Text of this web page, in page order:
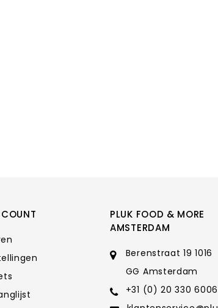
PLUK FOOD & MORE
AMSTERDAM
Berenstraat 19 1016
GG Amsterdam
+31 (0) 20 330 6006